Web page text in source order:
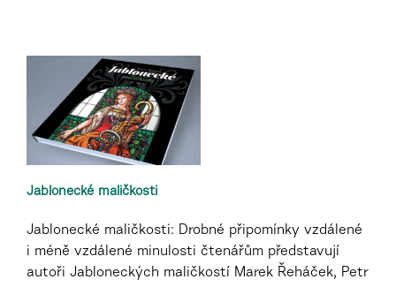
Jablonecké maličkosti
Jablonecké maličkosti: Drobné připomínky vzdálené
i méně vzdálené minulosti čtenářům představují
autoři Jabloneckých maličkostí Marek Řeháček, Petr